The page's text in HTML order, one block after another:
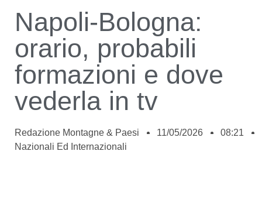
Napoli-Bologna:
orario, probabili
formazioni e dove
vederla in tv
Redazione Montagne & Paesi 11/05/2026
08:21
Nazionali Ed Internazionali